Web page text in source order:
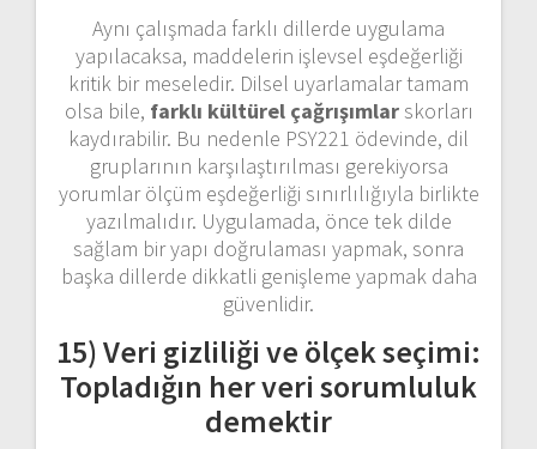
Aynı çalışmada farklı dillerde uygulama
yapılacaksa, maddelerin işlevsel eşdeğerliği
kritik bir meseledir. Dilsel uyarlamalar tamam
olsa bile, farklı kültürel çağrışımlarskorları
kaydırabilir. Bu nedenle PSY221 ödevinde, dil
gruplarının karşılaştırılması gerekiyorsa
yorumlar ölçüm eşdeğerliği sınırlılığıyla birlikte
yazılmalıdır. Uygulamada, önce tek dilde
sağlam bir yapı doğrulaması yapmak, sonra
başka dillerde dikkatli genişleme yapmak daha
güvenlidir.
15) Veri gizliliği ve ölçek seçimi:
Topladığın her veri sorumluluk
demektir